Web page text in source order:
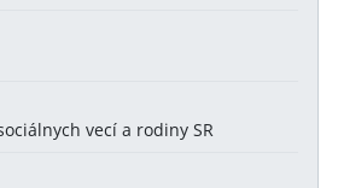
vecí a rodiny SR